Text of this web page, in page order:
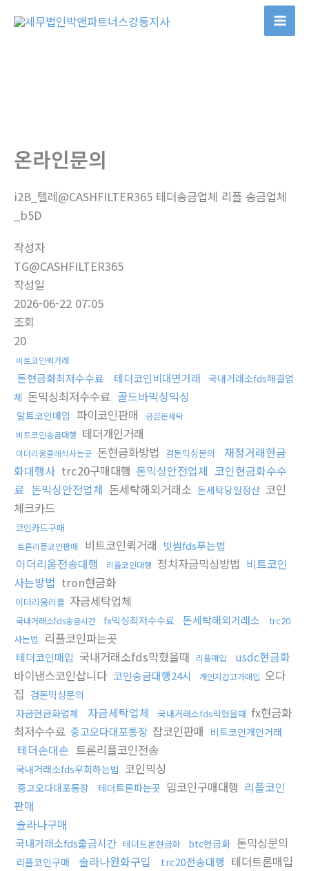
온라인문의
i2B_텔레@CASHFILTER365 테더송금업체 리플 송금업체
_b5D
작성자
TG@CASHFILTER365
작성일
2026-06-22 07:05
조회
20
비트코인퀵거래
돈현금화최저수수료 테더코인비대면거래 국내거래소fds해결업
체 돈믹싱최저수수료 골드바믹싱믹싱
알트코인매입 파이코인판매
금은돈세탁
비트코인송금대행 테더개인거래
이더리움클레식사는곳 돈현금화방법 검돈믹싱문의
재정거래현금
화대행사 trc20구매대행 돈믹싱안전업체 코인현금화수수
료 돈믹싱안전업체 돈세탁해외거래소 돈세탁당일정산 코인
체크카드
코인카드구매
트론리플코인판매 비트코인퀵거래 빗썸fds푸는법
이더리움전송대행 리플코인대행 정치자금믹싱방법 비트코인
사는방법 tron현금화
이더리움리플 자금세탁업체
국내거래소fds송금시간 fx믹싱최저수수료 돈세탁해외거래소
trc20
사는법
리플코인파는곳
테더코인매입 국내거래소fds막혔을때 리플매입
usdc현금화
바이낸스코인삽니다 코인송금대행24시 개인지갑고가매입 오다
집 검돈믹싱문의
자금현금화업체
자금세탁업체 국내거래소fds막혔을때 fx현금화
최저수수료 중고오다대포통장 잡코인판매 비트코인개인거래
테더손대손 트론리플코인전송
국내거래소fds우회하는법 코인믹싱
중고오다대포통장 테더트론파는곳 밈코인구매대행 리플코인
판매
솔라나구매
국내거래소fds출금시간 테더트론현금화 btc현금화 돈믹싱문의
리플코인구매 솔라나원화구입 trc20전송대행 테더트론매입